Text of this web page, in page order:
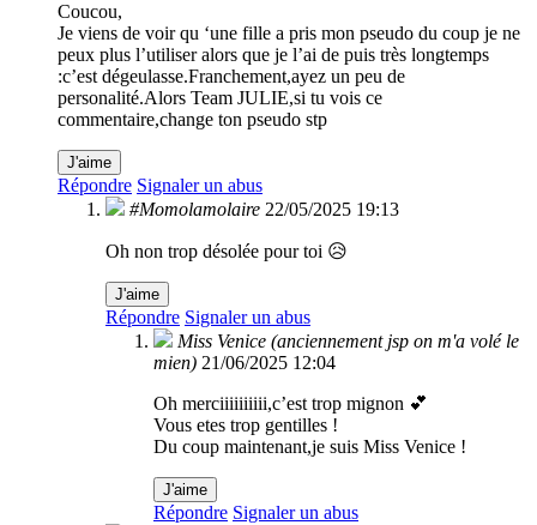
Coucou,
Je viens de voir qu ‘une fille a pris mon pseudo du coup je ne
peux plus l’utiliser alors que je l’ai de puis très longtemps
:c’est dégeulasse.Franchement,ayez un peu de
personalité.Alors Team JULIE,si tu vois ce
commentaire,change ton pseudo stp
J'aime
Répondre Signaler un abus
#Momolamolaire 22/05/2025 19:13
Oh non trop désolée pour toi 😥
J'aime
Répondre Signaler un abus
Miss Venice (anciennement jsp on m'a volé le
mien) 21/06/2025 12:04
Oh merciiiiiiiiii,c’est trop mignon 💕
Vous etes trop gentilles !
Du coup maintenant,je suis Miss Venice !
J'aime
Répondre Signaler un abus